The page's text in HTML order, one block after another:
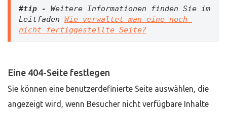
#tip -
Weitere Informationen finden Sie im
Leitfaden Wie verwaltet man eine noch
nicht fertiggestellte Seite?
Eine 404-Seite festlegen
Sie können eine benutzerdefinierte Seite auswählen, die
angezeigt wird, wenn Besucher nicht verfügbare Inhalte